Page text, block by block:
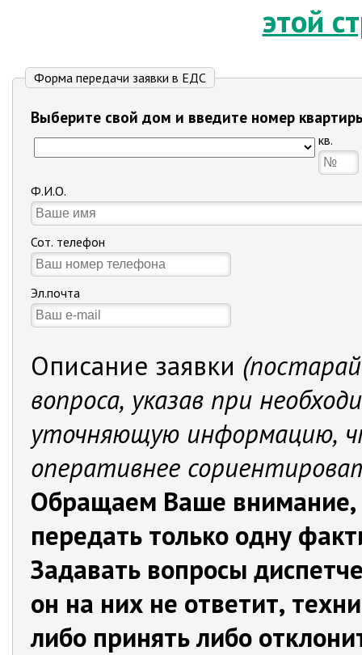
этой
Форма передачи заявки в ЕДС
Выберите свой дом и введите номер
кв.
Ф.И.О.
Сот. телефон
Эл.почта
Описание заявки
вопроса, указав при
уточняющую информацию,
оперативнее
Обращаем Ваше внимание,
передать
Задавать вопросы
он на них не ответит,
либо принять либо